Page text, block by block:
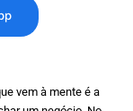
vem à mente é a